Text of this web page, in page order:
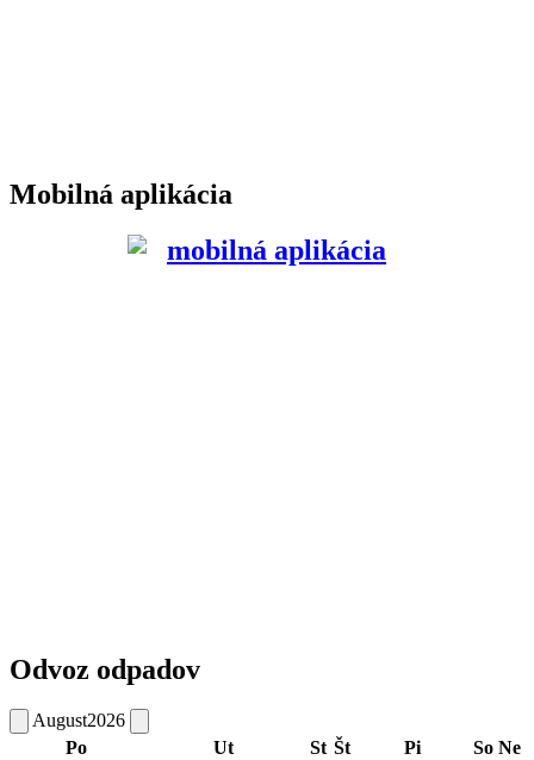
Mobilná aplikácia
Odvoz odpadov
August2026
Po
Ut St Št Pi So Ne